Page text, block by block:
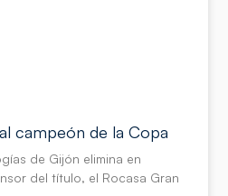
campeón de la Copa
de Gijón elimina en
del título, el Rocasa Gran